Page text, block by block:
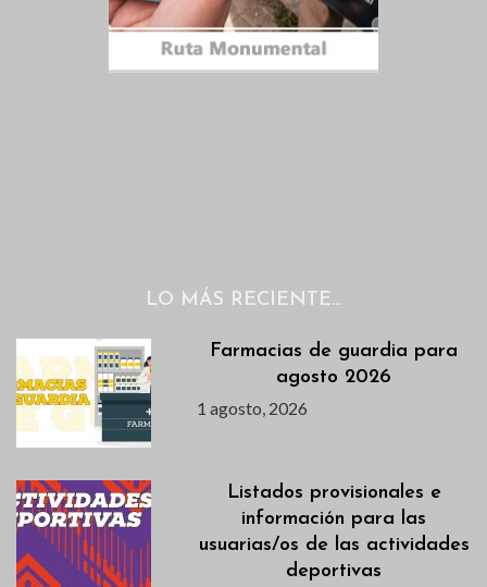
LO MÁS RECIENTE…
Farmacias de guardia para
agosto 2026
1 agosto, 2026
Listados provisionales e
información para las
usuarias/os de las actividades
deportivas